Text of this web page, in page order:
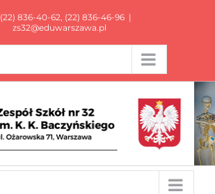
(22) 836-40-62, (22) 836-46-96 |
zs32@eduwarszawa.pl